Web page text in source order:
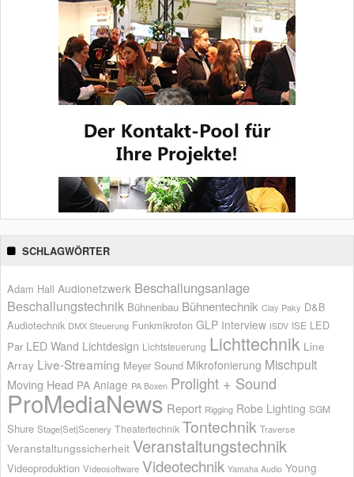
SCHLAGWÖRTER
Adam Hall Audionetzwerk Beschallungsanlage
Beschallungstechnik Bühnenbau Bühnentechnik Clay Paky D&B
Audiotechnik DMX Steuerung Funkmikrofon GLP Interview ISDV ISE LED
Par LED Wand Lichtdesign Lichtsteuerung Lichttechnik Line
Array Live-Streaming Meyer Sound Mikrofonierung Mischpult
Moving Head PA Anlage PA Boxen Prolight + Sound
ProMediaNews Report Rigging Robe Lighting SGM
Shure Stage|Set|Scenery Theatertechnik Tontechnik Traverse
Veranstaltungssicherheit Veranstaltungstechnik
Videoproduktion Videosoftware Videotechnik Yamaha Audio Young